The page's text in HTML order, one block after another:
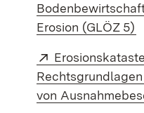
Erosion (GLÖZ 5)
Extern:
von